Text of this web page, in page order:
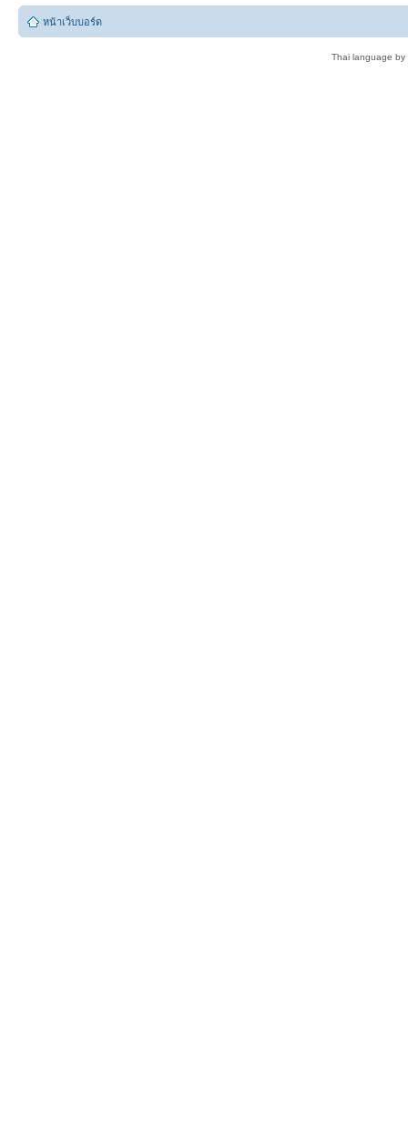
หน้าเว็บบอร์ด
Thai language by